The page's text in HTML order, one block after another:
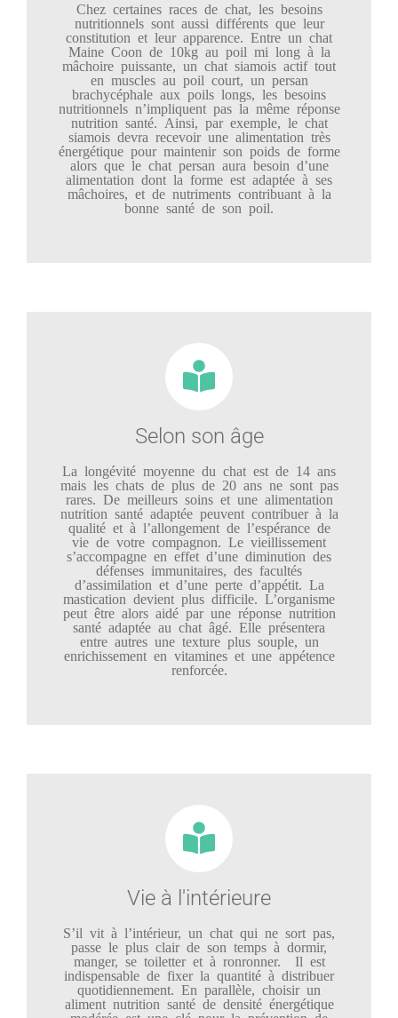
Chez certaines races de chat, les besoins
nutritionnels sont aussi différents que leur
constitution et leur apparence. Entre un chat
Maine Coon de 10kg au poil mi long à la
mâchoire puissante, un chat siamois actif tout
en muscles au poil court, un persan
brachycéphale aux poils longs, les besoins
nutritionnels n’impliquent pas la même réponse
nutrition santé. Ainsi, par exemple, le chat
siamois devra recevoir une alimentation très
énergétique pour maintenir son poids de forme
alors que le chat persan aura besoin d’une
alimentation dont la forme est adaptée à ses
mâchoires, et de nutriments contribuant à la
bonne santé de son poil.
Selon son âge
La longévité moyenne du chat est de 14 ans
mais les chats de plus de 20 ans ne sont pas
rares. De meilleurs soins et une alimentation
nutrition santé adaptée peuvent contribuer à la
qualité et à l’allongement de l’espérance de
vie de votre compagnon. Le vieillissement
s’accompagne en effet d’une diminution des
défenses immunitaires, des facultés
d’assimilation et d’une perte d’appétit. La
mastication devient plus difficile. L’organisme
peut être alors aidé par une réponse nutrition
santé adaptée au chat âgé. Elle présentera
entre autres une texture plus souple, un
enrichissement en vitamines et une appétence
renforcée.
Vie à l'intérieure
S’il vit à l’intérieur, un chat qui ne sort pas,
passe le plus clair de son temps à dormir,
manger, se toiletter et à ronronner. Il est
indispensable de fixer la quantité à distribuer
quotidiennement. En parallèle, choisir un
aliment nutrition santé de densité énergétique